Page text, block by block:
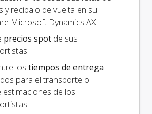
y recíbalo de vuelta en su
Microsoft Dynamics AX
precios spot de sus
los tiempos de entrega
para el transporte o
estimaciones de los